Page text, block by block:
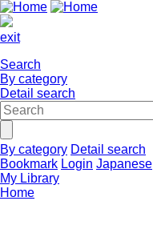
exit
Search
By category
Detail search
By category Detail search
Bookmark Login Japanese
My Library
Home